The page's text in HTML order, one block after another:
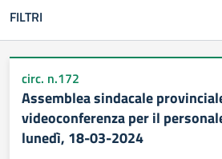
FILTRI
circ. n.172
Assemblea sindacale
videoconferenza per il
lunedì, 18-03-2024